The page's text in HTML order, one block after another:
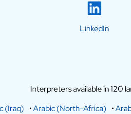
LinkedIn
Interpreters available in 120
(Iraq) •Arabic (North-Africa) •